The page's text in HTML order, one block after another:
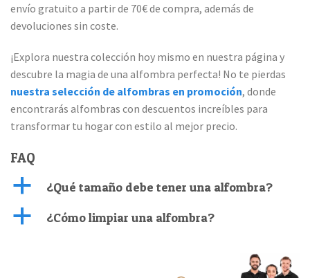
envío gratuito a partir de 70€ de compra, además de
devoluciones sin coste.
¡Explora nuestra colección hoy mismo en nuestra página y
descubre la magia de una alfombra perfecta! No te pierdas
nuestra selección de alfombras en promoción, donde
encontrarás alfombras con descuentos increíbles para
transformar tu hogar con estilo al mejor precio.
FAQ
a ¿Qué tamaño debe tener una alfombra?
a ¿Cómo limpiar una alfombra?